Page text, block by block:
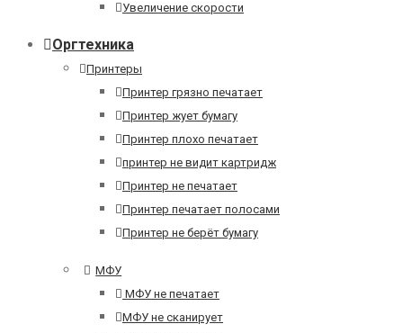
Увеличение скорости
Оргтехника
Принтеры
Принтер грязно печатает
Принтер жует бумагу
Принтер плохо печатает
принтер не видит картридж
Принтер не печатает
Принтер печатает полосами
Принтер не берёт бумагу
МФУ
МФУ не печатает
МФУ не сканирует